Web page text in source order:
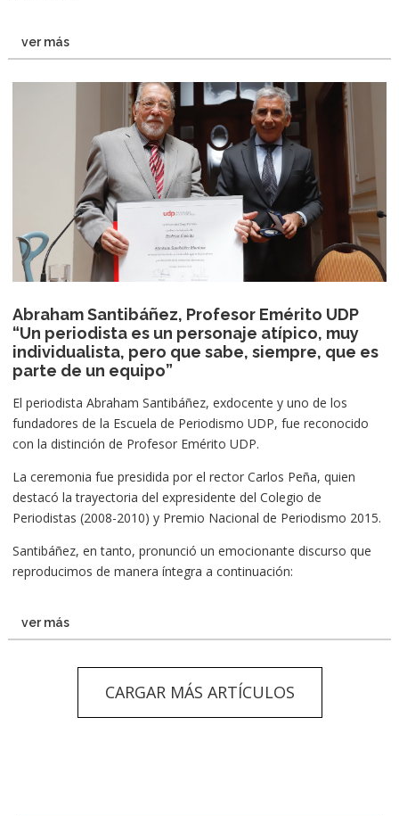
ver más
Abraham Santibáñez, Profesor Emérito UDP
“Un periodista es un personaje atípico, muy
individualista, pero que sabe, siempre, que es
parte de un equipo”
El periodista Abraham Santibáñez, exdocente y uno de los
fundadores de la Escuela de Periodismo UDP, fue reconocido
con la distinción de Profesor Emérito UDP.
La ceremonia fue presidida por el rector Carlos Peña, quien
destacó la trayectoria del expresidente del Colegio de
Periodistas (2008-2010) y Premio Nacional de Periodismo 2015.
Santibáñez, en tanto, pronunció un emocionante discurso que
reproducimos de manera íntegra a continuación:
ver más
CARGAR MÁS ARTÍCULOS